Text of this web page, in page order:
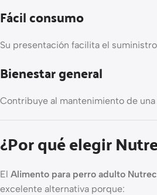
Fácil consumo
Su presentación facilita el
Bienestar general
Contribuye al mantenimiento de
¿Por qué elegir
El Alimento para perro adulto
excelente alternativa porque: